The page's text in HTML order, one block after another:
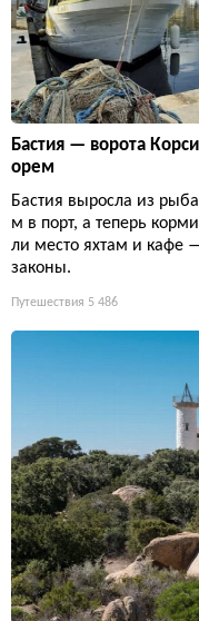
Бастия — ворота
орем
Бастия выросла из
м в порт, а теперь
ли место яхтам и кафе
законы.
Путешествия 5 486